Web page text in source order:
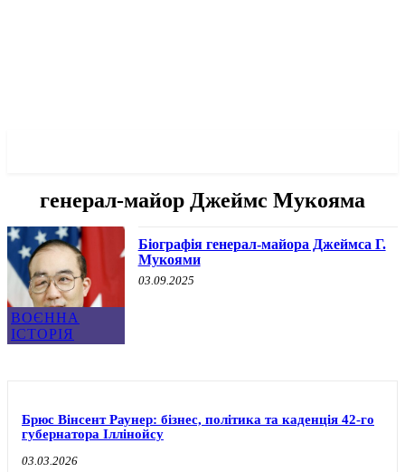
генерал-майор Джеймс Мукояма
ВОЄННА
ІСТОРІЯ
Біографія генерал-майора Джеймса Г.
Мукоями
03.09.2025
Брюс Вінсент Раунер: бізнес, політика та каденція 42-го
губернатора Іллінойсу
03.03.2026